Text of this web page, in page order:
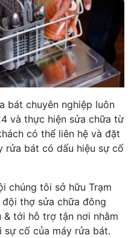
bát chuyên nghiệp luôn
và thực hiện sửa chữa từ
có thể liên hệ và đặt
rửa bát có dấu hiệu sự cố
chúng tôi sở hữu Trạm
thợ sửa chữa đông
& tới hỗ trợ tận nơi nhằm
sự cố của máy rửa bát.